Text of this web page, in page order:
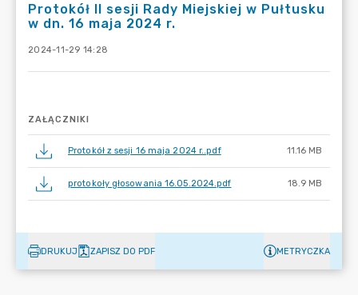
Protokół II sesji Rady Miejskiej w Pułtusku
w dn. 16 maja 2024 r.
2024-11-29 14:28
ZAŁĄCZNIKI
Protokół z sesji 16 maja 2024 r..pdf 11.16 MB
protokoły głosowania 16.05.2024.pdf 18.9 MB
DRUKUJ ZAPISZ DO PDF METRYCZKA